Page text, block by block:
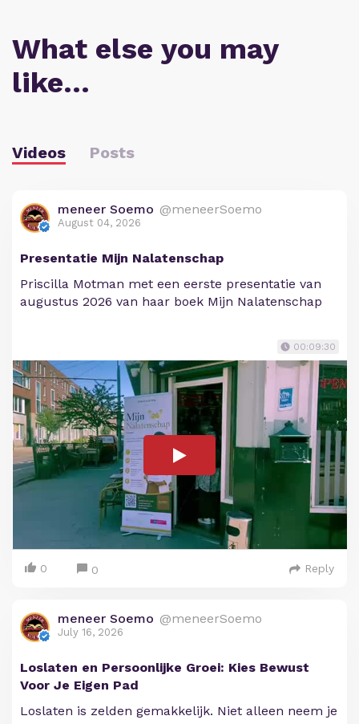
What else you may
like…
Videos Posts
meneer Soemo @meneerSoemo
August 04, 2026
Presentatie Mijn Nalatenschap
Priscilla Motman met een eerste presentatie van
augustus 2026 van haar boek Mijn Nalatenschap
00:09:30
0 0 Reply
meneer Soemo @meneerSoemo
July 16, 2026
Loslaten en Persoonlijke Groei: Kies Bewust
Voor Je Eigen Pad
Loslaten is zelden gemakkelijk. Niet alleen neem je